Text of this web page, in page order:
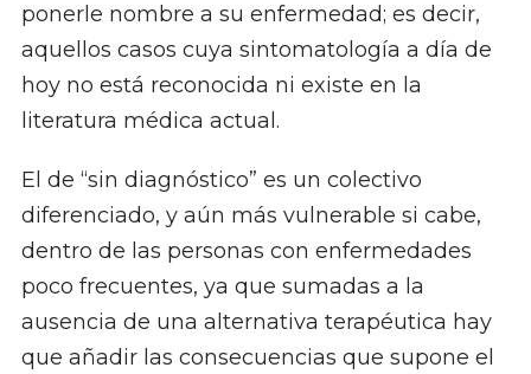
ponerle nombre a su enfermedad; es decir,
aquellos casos cuya sintomatología a día de
hoy no está reconocida ni existe en la
literatura médica actual.
El de “sin diagnóstico” es un colectivo
diferenciado, y aún más vulnerable si cabe,
dentro de las personas con enfermedades
poco frecuentes, ya que sumadas a la
ausencia de una alternativa terapéutica hay
que añadir las consecuencias que supone el